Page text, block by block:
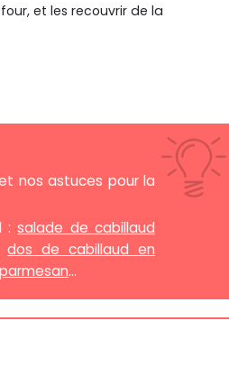
et les recouvrir de la
nos astuces pour la
:salade de cabillaud
dos de cabillaud en
...